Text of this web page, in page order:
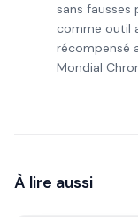
sans fausses
comme outil
récompensé
Mondial
À lire aussi